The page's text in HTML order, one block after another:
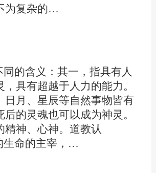
为复杂的…
同的含义：其一，指具有人
具有超越于人力的能力。
日月、星辰等自然事物皆有
的灵魂也可以成为神灵。
精神、心神。道教认
生命的主宰，…